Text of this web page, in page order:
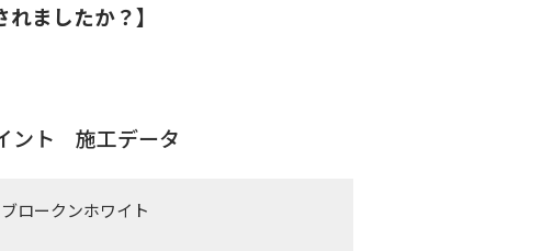
ましたか？】
ント 施工データ
ロークンホワイト